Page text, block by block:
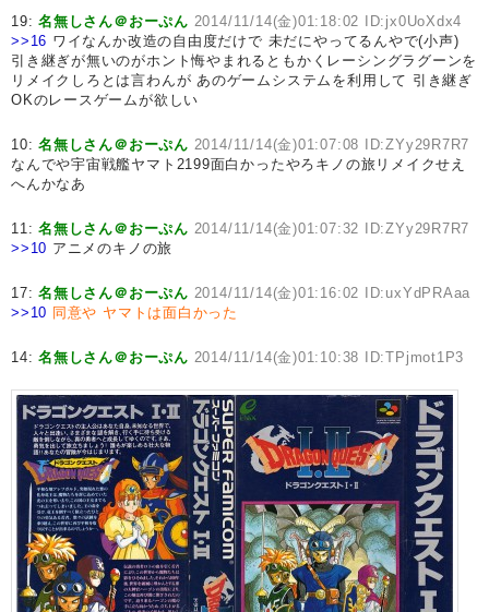
19:名無しさん＠おーぷん 2014/11/14(金)01:18:02 ID:jx0UoXdx4
>>16 ワイなんか改造の自由度だけで 未だにやってるんやで(小声)
引き継ぎが無いのがホント悔やまれるともかくレーシングラグーンを
リメイクしろとは言わんが あのゲームシステムを利用して 引き継ぎ
OKのレースゲームが欲しい
10:名無しさん＠おーぷん 2014/11/14(金)01:07:08 ID:ZYy29R7R7
なんでや宇宙戦艦ヤマト2199面白かったやろキノの旅リメイクせえ
へんかなあ
11:名無しさん＠おーぷん 2014/11/14(金)01:07:32 ID:ZYy29R7R7
>>10 アニメのキノの旅
17:名無しさん＠おーぷん 2014/11/14(金)01:16:02 ID:uxYdPRAaa
>>10 同意や ヤマトは面白かった
14:名無しさん＠おーぷん 2014/11/14(金)01:10:38 ID:TPjmot1P3